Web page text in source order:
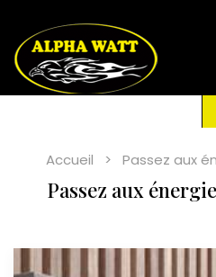
Accueil Passez aux
Passez aux